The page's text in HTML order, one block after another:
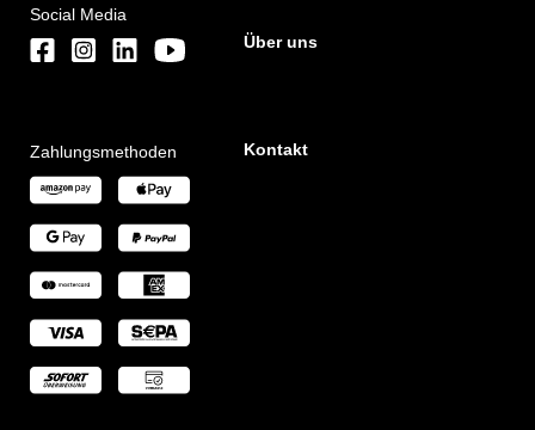
Social Media
Zahlungsmethoden
Über uns
Kontakt